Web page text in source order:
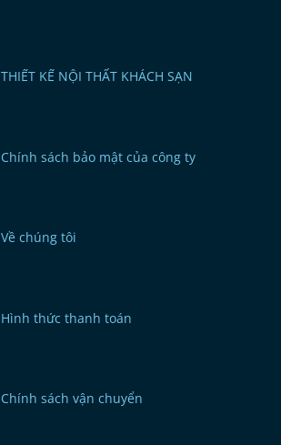
THIẾT KẾ NỘI THẤT KHÁCH SẠN
Chính sách bảo mật của công ty
Về chúng tôi
Hình thức thanh toán
Chính sách vận chuyển